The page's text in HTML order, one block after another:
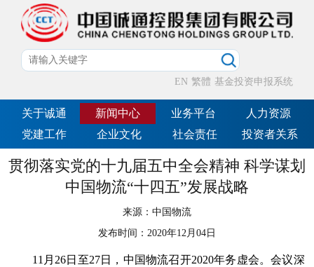
EN 繁體 基金投资申报系统
关于诚通 新闻中心 业务平台
人力资源
党建工作
企业文化 社会责任 投资者关系
贯彻落实党的十九届五中全会精神 科学谋划
中国物流“十四五”发展战略
来源： 中国物流
发布时间： 2020年12月04日
11月26日至27日，中国物流召开2020年务虚会。会议深